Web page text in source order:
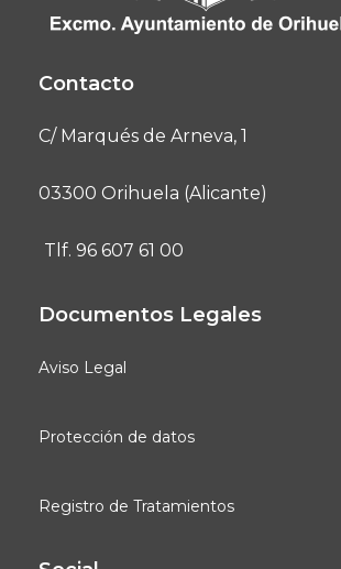
Contacto
C/ Marqués de Arneva, 1
03300 Orihuela (Alicante)
Tlf. 96 607 61 00
Documentos Legales
Aviso Legal
Protección de datos
Registro de Tratamientos